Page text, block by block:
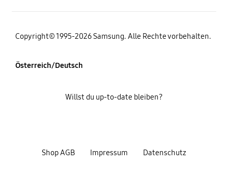
Copyright© 1995-2026 Samsung. Alle Rechte vorbehalten.
Österreich/Deutsch
Shop AGB Impressum Datenschutz
Willst du up-to-date bleiben?